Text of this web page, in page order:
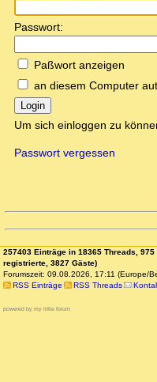
Passwort:
Paßwort anzeigen
an diesem Computer
Login
Um sich einloggen zu
Passwort vergessen
257403 Einträge in 18365 Threads,
registrierte, 3827 Gäste)
Forumszeit: 09.08.2026, 17:11 (Europe/
RSS Einträge
RSS Threads
powered by my little forum